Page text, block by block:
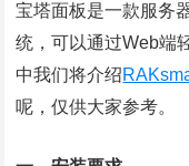
宝塔面板是一款服务
统，可以通过Web端
中我们将介绍
呢，仅供大家参考。